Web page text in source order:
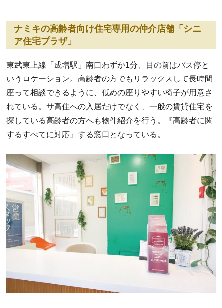
ナミキの高齢者向け住宅専用の仲介店舗「シニ
ア住宅プラザ」
東武東上線「成増駅」南口わずか1分、目の前はバス停と
いうロケーション。高齢者の方でもリラックスして長時間
座って相談できるように、低めの座りやすい椅子が用意さ
れている。サ高住への入居だけでなく、一般の賃貸住宅を
探している高齢者の方へも物件紹介を行う。『高齢者に関
するすべてに対応』する窓口となっている。